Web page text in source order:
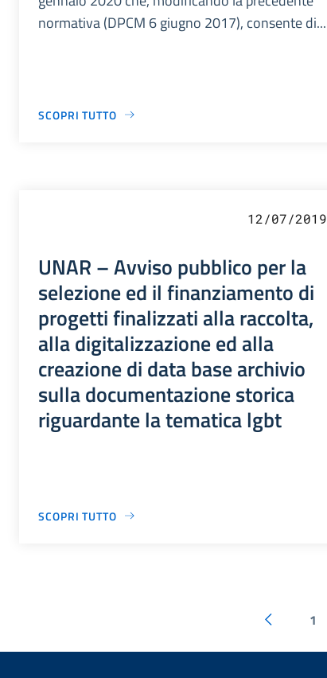
normativa (DPCM 6 giugno 2017), consente di...
SCOPRI TUTTO
12/07/2019
UNAR – Avviso pubblico per la
selezione ed il finanziamento di
progetti finalizzati alla raccolta,
alla digitalizzazione ed alla
creazione di data base archivio
sulla documentazione storica
riguardante la tematica lgbt
SCOPRI TUTTO
1